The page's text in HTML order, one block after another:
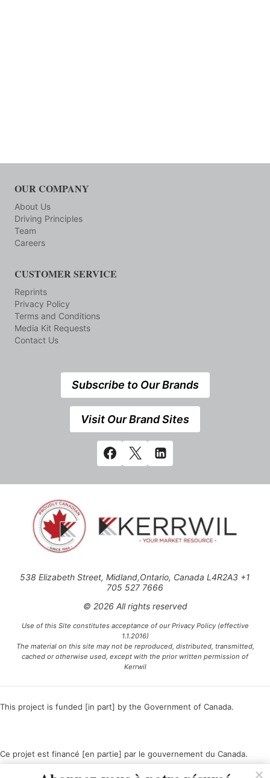
OUR COMPANY
About Us
Driving Principles
Team
Careers
CUSTOMER SERVICE
Reprints
Privacy Policy
Terms and Conditions
Media Kit Requests
Contact Us
Subscribe to Our Brands
Visit Our Brand Sites
538 Elizabeth Street, Midland,Ontario, Canada L4R2A3 +1
705 527 7666
© 2026 All rights reserved
Use of this Site constitutes acceptance of our Privacy Policy (effective
1.1.2016)
The material on this site may not be reproduced, distributed, transmitted,
cached or otherwise used, except with the prior written permission of
Kerrwil
This project is funded [in part] by the Government of Canada.
Ce projet est financé [en partie] par le gouvernement du Canada.